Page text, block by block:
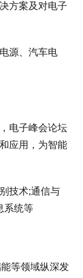
方案及对电子
源、汽车电
电子峰会论坛
应用，为智能
技术;通信与
系统等
等领域纵深发